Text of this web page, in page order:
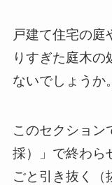
戸建て住宅の庭
りすぎた庭木の
ないでしょうか。
このセクション
採）」で終わら
ごと引き抜く（